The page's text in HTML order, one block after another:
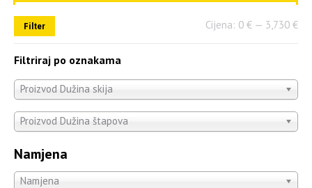
Filter Cijena: 0 € — 3,730 €
Filtriraj po oznakama
Proizvod Dužina skija
Proizvod Dužina štapova
Namjena
Namjena